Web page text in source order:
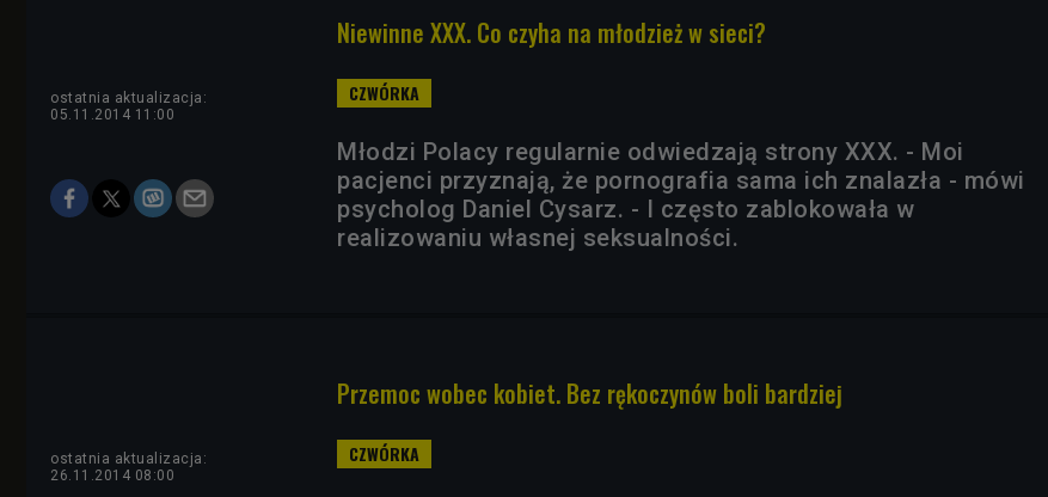
Niewinne XXX. Co czyha na młodzież w sieci?
ostatnia aktualizacja:
05.11.2014 11:00
Młodzi Polacy regularnie odwiedzają strony XXX. - Moi
pacjenci przyznają, że pornografia sama ich znalazła - mówi
psycholog Daniel Cysarz. - I często zablokowała w
realizowaniu własnej seksualności.
Przemoc wobec kobiet. Bez rękoczynów boli bardziej
ostatnia aktualizacja:
26.11.2014 08:00